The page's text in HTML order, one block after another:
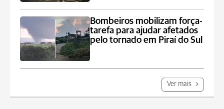
Bombeiros mobilizam força-
tarefa para ajudar afetados
pelo tornado em Piraí do Sul
Ver mais